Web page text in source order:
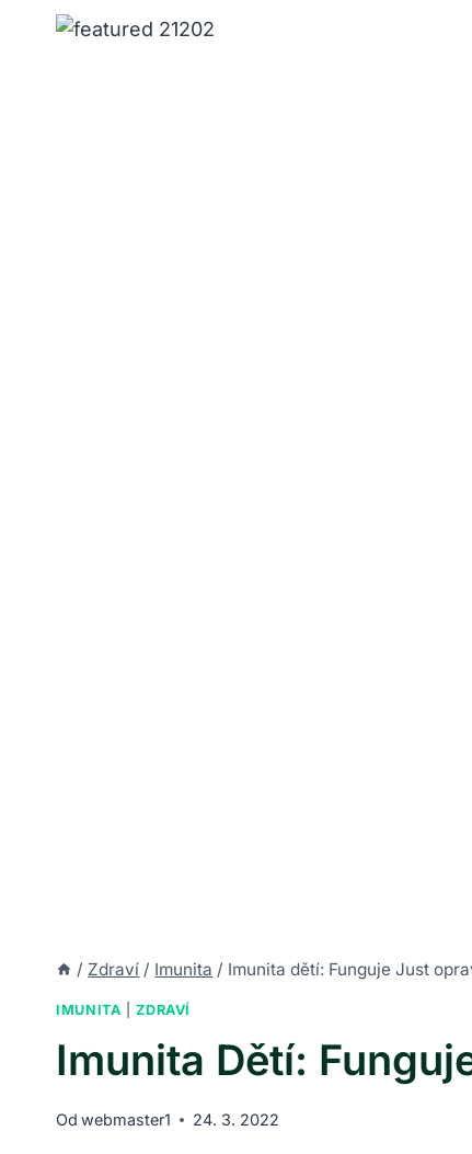
/ Zdraví / Imunita / Imunita dětí: Funguje Just
IMUNITA |ZDRAVÍ
Imunita Dětí:
Od webmaster1 24. 3. 2022